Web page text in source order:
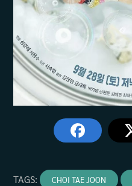
TAGS: CHOI TAE JOON